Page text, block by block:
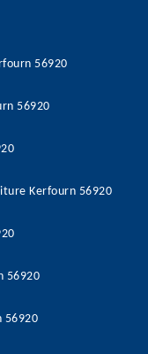
56920
56920
Kerfourn 56920
56920
56920